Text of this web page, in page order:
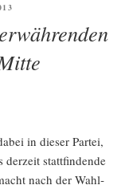
in die­ser Par­tei,
statt­fin­den­de
nach der Wahl­